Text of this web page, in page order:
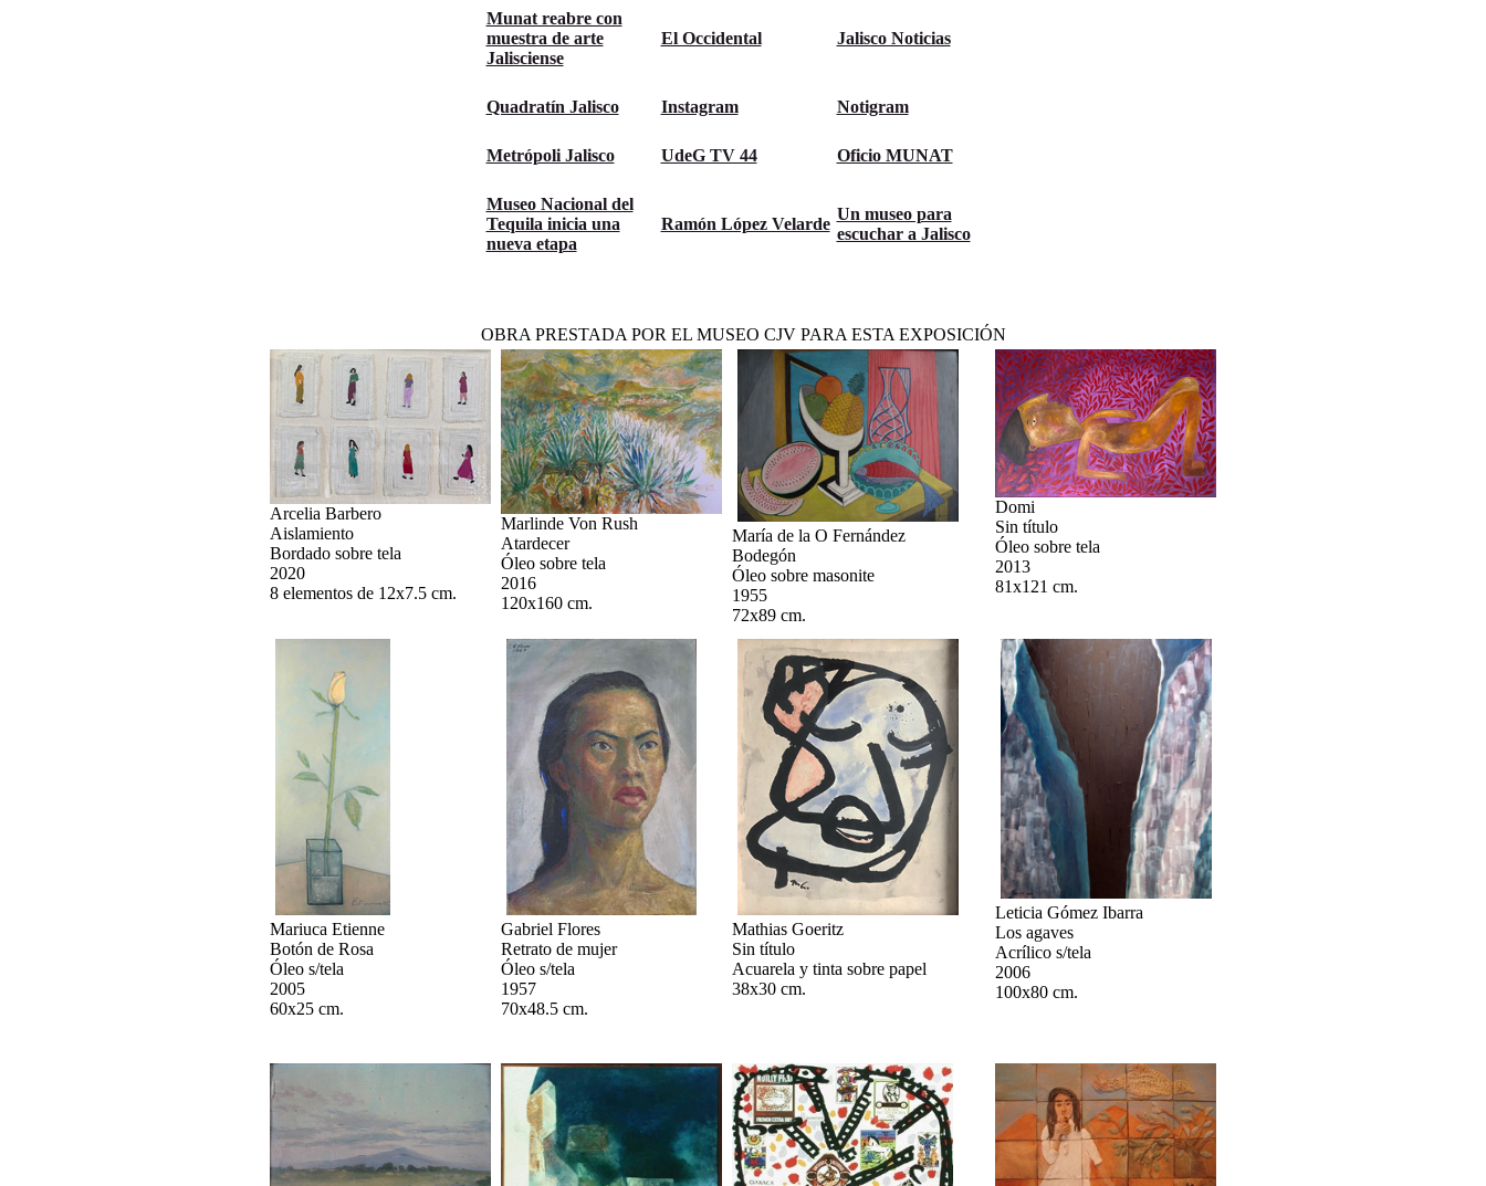
Munat reabre con
muestra de arte
Jalisciense
El Occidental Jalisco Noticias
Quadratín Jalisco Instagram Notigram
Metrópoli Jalisco UdeG TV 44 Oficio MUNAT
Museo Nacional del
Tequila inicia una
nueva etapa
Ramón López Velarde
Un museo para
escuchar a Jalisco
OBRA PRESTADA POR EL MUSEO CJV PARA ESTA EXPOSICIÓN
Arcelia Barbero
Aislamiento
Bordado sobre tela
2020
8 elementos de 12x7.5 cm.
Marlinde Von Rush
Atardecer
Óleo sobre tela
2016
120x160 cm.
María de la O Fernández
Bodegón
Óleo sobre masonite
1955
72x89 cm.
Domi
Sin título
Óleo sobre tela
2013
81x121 cm.
Mariuca Etienne
Botón de Rosa
Óleo s/tela
2005
60x25 cm.
Gabriel Flores
Retrato de mujer
Óleo s/tela
1957
70x48.5 cm.
Mathias Goeritz
Sin título
Acuarela y tinta sobre papel
38x30 cm.
Leticia Gómez Ibarra
Los agaves
Acrílico s/tela
2006
100x80 cm.